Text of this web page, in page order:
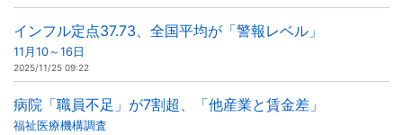
インフル定点37.73、全国平均が「警報レベル」
11月10～16日
2025/11/25 09:22
病院「職員不足」が7割超、「他産業と賃金差」
福祉医療機構調査